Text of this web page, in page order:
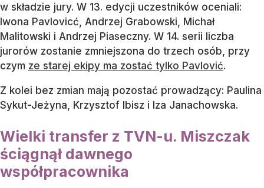
w składzie jury. W 13. edycji uczestników oceniali:
Iwona Pavlovicć, Andrzej Grabowski, Michał
Malitowski i Andrzej Piaseczny. W 14. serii liczba
jurorów zostanie zmniejszona do trzech osób, przy
czym ze starej ekipy ma zostać tylko Pavlović.
Z kolei bez zmian mają pozostać prowadzący: Paulina
Sykut-Jeżyna, Krzysztof Ibisz i Iza Janachowska.
Wielki transfer z TVN-u. Miszczak
ściągnął dawnego
współpracownika